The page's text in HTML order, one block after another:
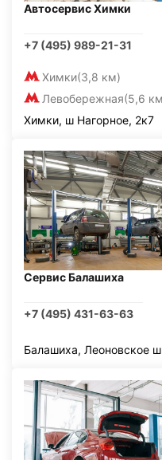
Автосервис Химки
+7 (495) 989-21-31
Химки(3,8 км)
Левобережная(5,6
Химки, ш Нагорное, 2к7
Сервис Балашиха
+7 (495) 431-63-63
Балашиха, Леоновское